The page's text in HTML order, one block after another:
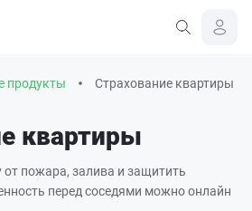
продукты Страхование квартиры
квартиры
от пожара, залива и защитить
перед соседями можно онлайн